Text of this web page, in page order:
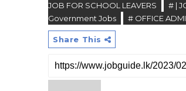
JOB FOR SCHOOL LEAVERS
# |
Government Jobs
# OFFICE
Share This